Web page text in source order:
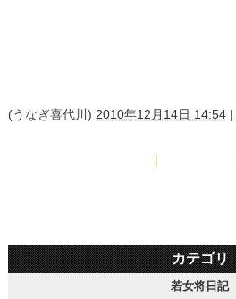
(うなぎ喜代川 ) 2010年12月14日 14:54|
|
カテゴリ
若女将日記